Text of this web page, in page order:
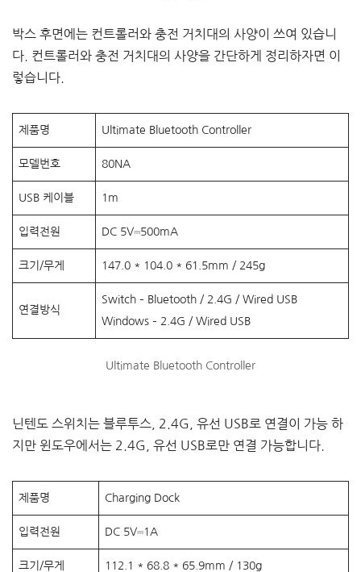
박스 후면에는 컨트롤러와 충전 거치대의 사양이 쓰여 있습니
다. 컨트롤러와 충전 거치대의 사양을 간단하게 정리하자면 이
렇습니다.
제품명 Ultimate Bluetooth Controller
모델번호 80NA
USB 케이블 1m
입력전원 DC 5V⎓500mA
크기/무게 147.0 * 104.0 * 61.5mm / 245g
연결방식
Switch – Bluetooth / 2.4G / Wired USB
Windows – 2.4G / Wired USB
Ultimate Bluetooth Controller
닌텐도 스위치는 블루투스, 2.4G, 유선 USB로 연결이 가능 하
지만 윈도우에서는 2.4G, 유선 USB로만 연결 가능합니다.
제품명 Charging Dock
입력전원 DC 5V⎓1A
크기/무게 112.1 * 68.8 * 65.9mm / 130g